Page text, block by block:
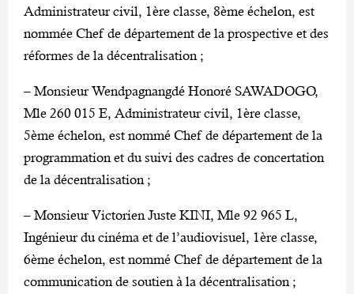
Administrateur civil, 1ère classe, 8ème échelon, est
nommée Chef de département de la prospective et des
réformes de la décentralisation ;
– Monsieur Wendpagnangdé Honoré SAWADOGO,
Mle 260 015 E, Administrateur civil, 1ère classe,
5ème échelon, est nommé Chef de département de la
programmation et du suivi des cadres de concertation
de la décentralisation ;
– Monsieur Victorien Juste KINI, Mle 92 965 L,
Ingénieur du cinéma et de l’audiovisuel, 1ère classe,
6ème échelon, est nommé Chef de département de la
communication de soutien à la décentralisation ;